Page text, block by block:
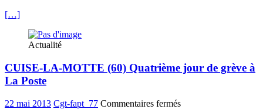
[…]
Actualité
CUISE-LA-MOTTE (60) Quatrième jour de grève à
La Poste
22 mai 2013 Cgt-fapt_77 Commentaires ferméssur